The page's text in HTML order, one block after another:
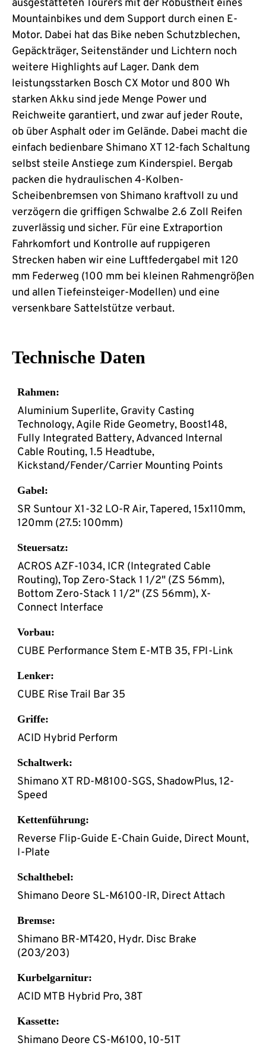
ausgestatteten Tourers mit der Robustheit eines
Mountainbikes und dem Support durch einen E-
Motor. Dabei hat das Bike neben Schutzblechen,
Gepäckträger, Seitenständer und Lichtern noch
weitere Highlights auf Lager. Dank dem
leistungsstarken Bosch CX Motor und 800 Wh
starken Akku sind jede Menge Power und
Reichweite garantiert, und zwar auf jeder Route,
ob über Asphalt oder im Gelände. Dabei macht die
einfach bedienbare Shimano XT 12-fach Schaltung
selbst steile Anstiege zum Kinderspiel. Bergab
packen die hydraulischen 4-Kolben-
Scheibenbremsen von Shimano kraftvoll zu und
verzögern die griffigen Schwalbe 2.6 Zoll Reifen
zuverlässig und sicher. Für eine Extraportion
Fahrkomfort und Kontrolle auf ruppigeren
Strecken haben wir eine Luftfedergabel mit 120
mm Federweg (100 mm bei kleinen Rahmengrößen
und allen Tiefeinsteiger-Modellen) und eine
versenkbare Sattelstütze verbaut.
Technische Daten
Rahmen:
Aluminium Superlite, Gravity Casting
Technology, Agile Ride Geometry, Boost148,
Fully Integrated Battery, Advanced Internal
Cable Routing, 1.5 Headtube,
Kickstand/Fender/Carrier Mounting Points
Gabel:
SR Suntour X1-32 LO-R Air, Tapered, 15x110mm,
120mm (27.5: 100mm)
Steuersatz:
ACROS AZF-1034, ICR (Integrated Cable
Routing), Top Zero-Stack 1 1/2" (ZS 56mm),
Bottom Zero-Stack 1 1/2" (ZS 56mm), X-
Connect Interface
Vorbau:
CUBE Performance Stem E-MTB 35, FPI-Link
Lenker:
CUBE Rise Trail Bar 35
Griffe:
ACID Hybrid Perform
Schaltwerk:
Shimano XT RD-M8100-SGS, ShadowPlus, 12-
Speed
Kettenführung:
Reverse Flip-Guide E-Chain Guide, Direct Mount,
I-Plate
Schalthebel:
Shimano Deore SL-M6100-IR, Direct Attach
Bremse:
Shimano BR-MT420, Hydr. Disc Brake
(203/203)
Kurbelgarnitur:
ACID MTB Hybrid Pro, 38T
Kassette:
Shimano Deore CS-M6100, 10-51T